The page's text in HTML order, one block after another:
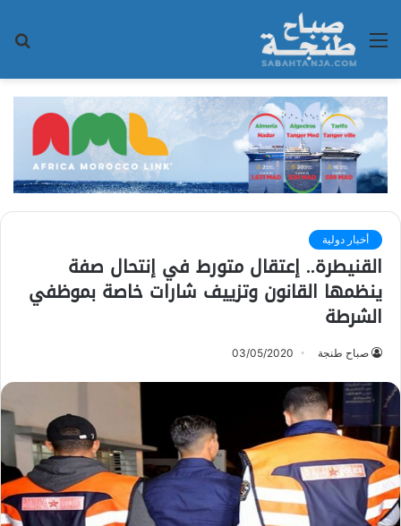
القائمة
أخبار دولية
القنيطرة.. إعتقال متورط في إنتحال صفة
ينظمها القانون وتزييف شارات خاصة بموظفي
الشرطة
صباح طنجة 03/05/2020